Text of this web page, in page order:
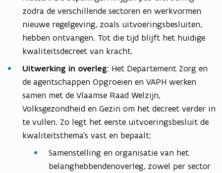
zodra de verschillende sectoren en werkvormen
nieuwe regelgeving, zoals uitvoeringsbesluiten,
hebben ontvangen. Tot die tijd blijft het huidige
kwaliteitsdecreet van kracht.
Uitwerking in overleg: Het Departement Zorg en
de agentschappen Opgroeien en VAPH werken
samen met de Vlaamse Raad Welzijn,
Volksgezondheid en Gezin om het decreet verder in
te vullen. Zo legt het eerste uitvoeringsbesluit de
kwaliteitsthema’s vast en bepaalt:
Samenstelling en organisatie van het
belanghebbendenoverleg, zowel per sector